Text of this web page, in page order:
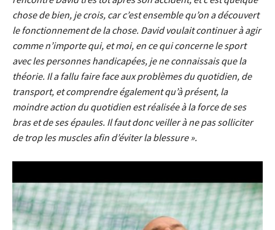
chose de bien, je crois, car c’est ensemble qu’on a découvert
le fonctionnement de la chose. David voulait continuer à agir
comme n’importe qui, et moi, en ce qui concerne le sport
avec les personnes handicapées, je ne connaissais que la
théorie. Il a fallu faire face aux problèmes du quotidien, de
transport, et comprendre également qu’à présent, la
moindre action du quotidien est réalisée à la force de ses
bras et de ses épaules. Il faut donc veiller à ne pas solliciter
de trop les muscles afin d’éviter la blessure ».